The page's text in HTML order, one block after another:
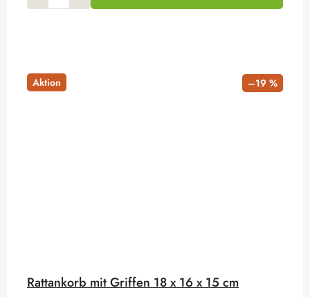
Aktion –19 %
Rattankorb mit Griffen 18 x 16 x 15 cm